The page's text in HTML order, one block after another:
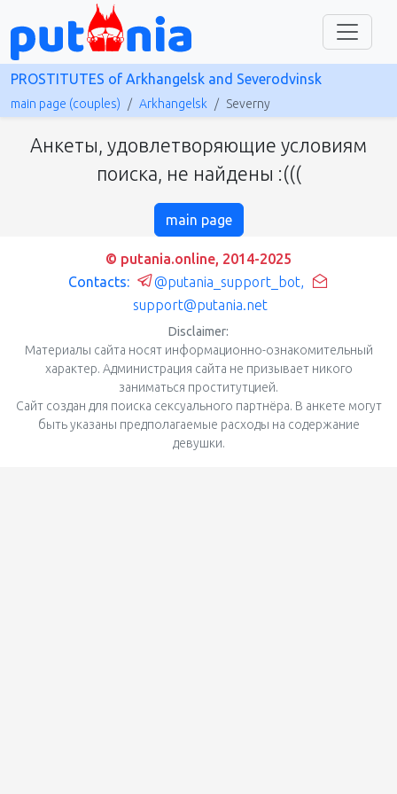
PROSTITUTES of Arkhangelsk and Severodvinsk
main page (couples) Arkhangelsk Severny
Анкеты, удовлетворяющие условиям
поиска, не найдены :(((
main page
© putania.online, 2014-2025
Contacts:
@putania_support_bot,
support@putania.net
Disclaimer:
Материалы сайта носят информационно-ознакомительный
характер. Администрация сайта не призывает никого
заниматься проститутцией.
Сайт создан для поиска сексуального партнёра. В анкете могут
быть указаны предполагаемые расходы на содержание
девушки.